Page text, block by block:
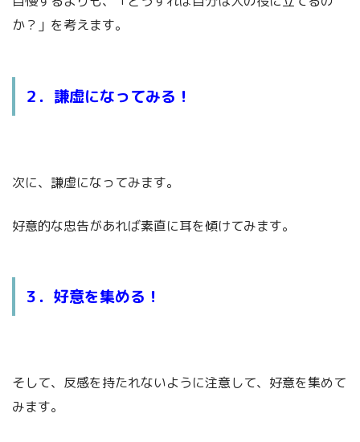
か？」を考えます。
２．謙虚になってみる！
次に、謙虚になってみます。
好意的な忠告があれば素直に耳を傾けてみます。
３．好意を集める！
そして、反感を持たれないように注意して、好意を集めて
みます。